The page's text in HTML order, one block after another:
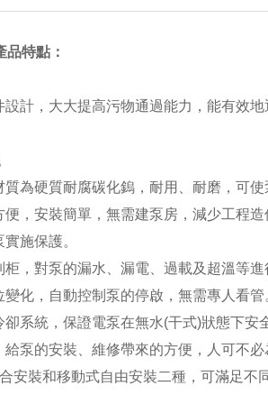
品特點：
設計，大大提高污物通過能力，能有效
為硬質耐腐碳化鎢，耐用、耐磨，可
，安裝簡單，無需建泵房，減少工程造
施保護。
柜，對泵的漏水、漏電、過載及超溫等
變化，自動控制泵的停啟，無需專人看管
系統，保證電泵在無水(干式)狀態下安
給泵的安裝、維修帶來的方便，人可不
安裝和移動式自由安裝二種，可滿足不